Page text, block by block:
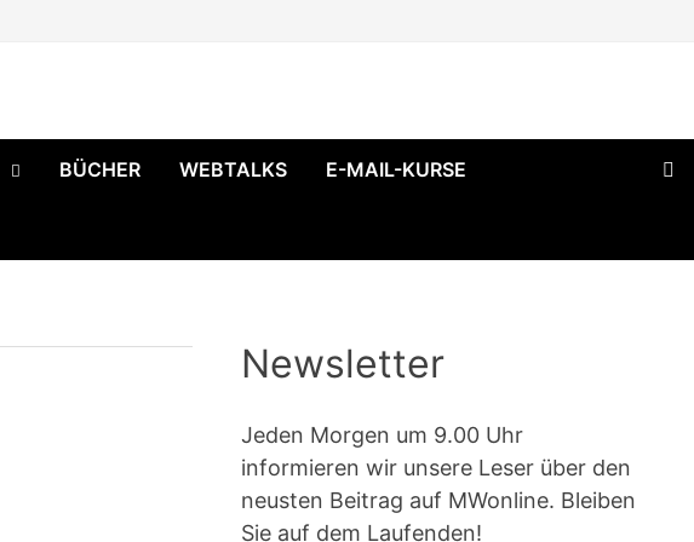
BÜCHER WEBTALKS E-MAIL-KURSE
Newsletter
Jeden Morgen um 9.00 Uhr
informieren wir unsere Leser über den
neusten Beitrag auf MWonline. Bleiben
Sie auf dem Laufenden!